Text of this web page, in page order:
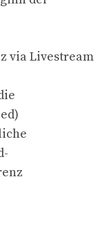
via Livestream